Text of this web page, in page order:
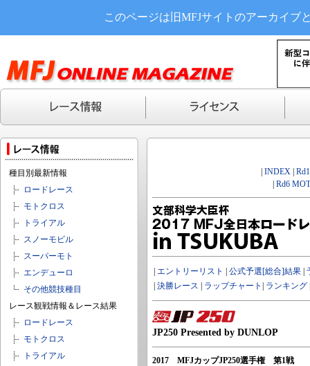
このページは旧MFJサイトのアーカイブ
種目別最新情報
ロードレース
モトクロス
トライアル
スノーモビル
スーパーモト
エンデューロ
その他競技種目
レース観戦情報＆レース結果
ロードレース
モトクロス
トライアル
INDEX
Rd6
エントリーリスト 公式予選[総合]結果
決勝レース ラップチャート ランキング
JP250 Presented by DUNLOP
2017 MFJカップJP250選手権 第1戦